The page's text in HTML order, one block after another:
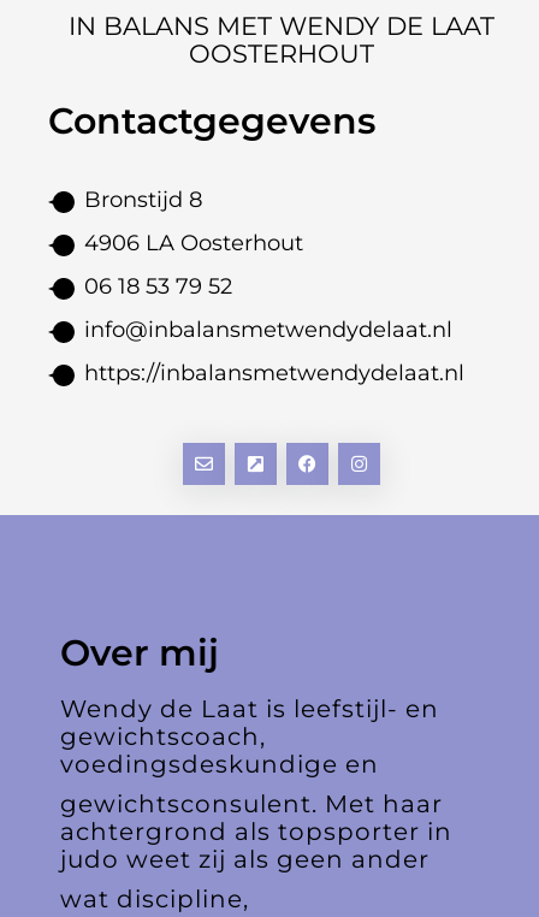
IN BALANS MET WENDY DE LAAT
OOSTERHOUT
Contactgegevens
Bronstijd 8
4906 LA Oosterhout
06 18 53 79 52
info@inbalansmetwendydelaat.nl
https://inbalansmetwendydelaat.nl
Over mij
Wendy de Laat is leefstijl- en
gewichtscoach,
voedingsdeskundige en
gewichtsconsulent. Met haar
achtergrond als topsporter in
judo weet zij als geen ander
wat discipline,